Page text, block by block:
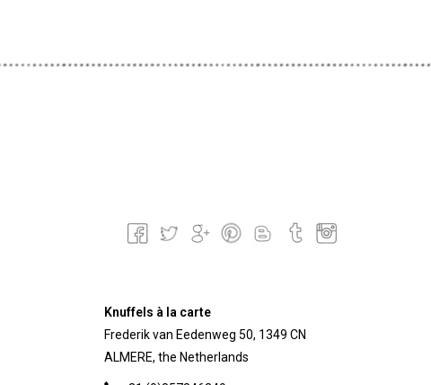
Knuffels à la carte
Frederik van Eedenweg 50, 1349 CN
ALMERE, the Netherlands